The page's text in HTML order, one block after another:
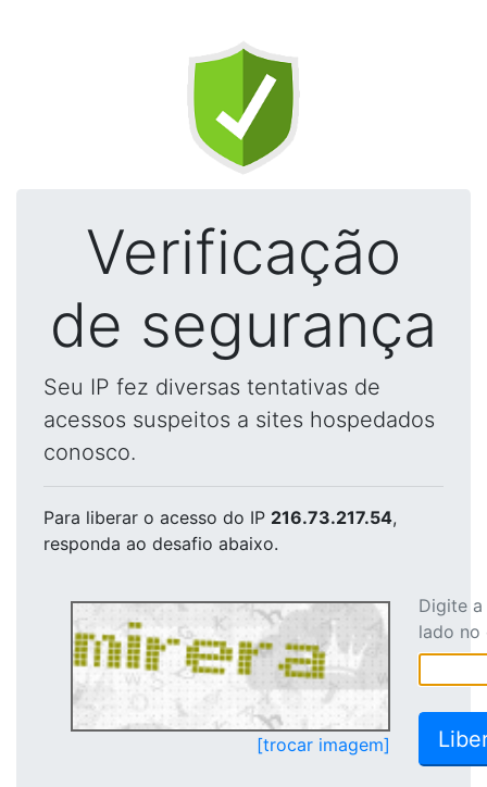
Verificação
de segurança
Seu IP fez diversas tentativas de
acessos suspeitos a sites hospedados
conosco.
Para liberar o acesso do IP 216.73.217.54,
responda ao desafio abaixo.
[trocar imagem]
Digite
lado no